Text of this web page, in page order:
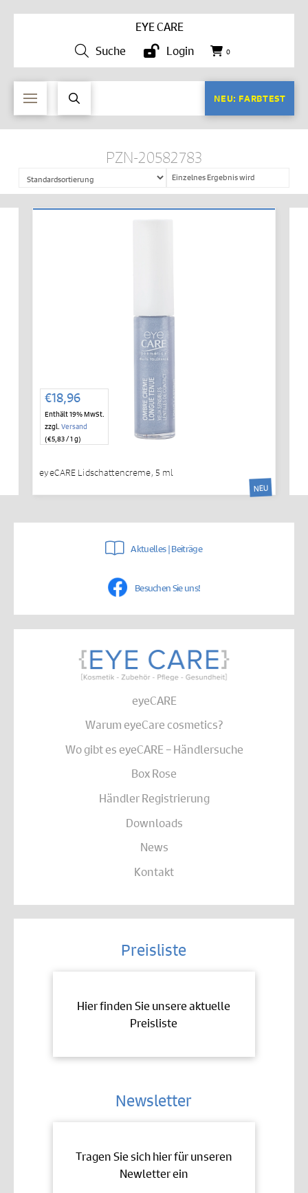
EYE CARE
Suche
Login 0
NEU: FARBTEST
PZN-20582783
Einzelnes Ergebnis wird
angezeigt
€18,96
Enthält 19% MwSt.
zzgl. Versand
(€5,83/ 1 g)
eyeCARE Lidschattencreme, 5 ml
NEU
Aktuelles | Beiträge
Besuchen Sie uns!
eyeCARE
Warum eyeCare cosmetics?
Wo gibt es eyeCARE – Händlersuche
Box Rose
Händler Registrierung
Downloads
News
Kontakt
Preisliste
Hier finden Sie unsere aktuelle
Preisliste
Newsletter
Tragen Sie sich hier für unseren
Newletter ein